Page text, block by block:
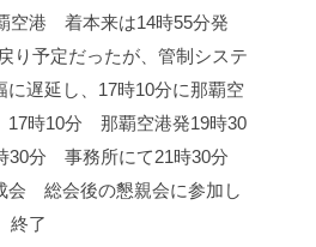
空港 着本来は14時55分発
り予定だったが、管制システ
に遅延し、17時10分に那覇空
17時10分 那覇空港発19時30
30分 事務所にて21時30分
会 総会後の懇親会に参加し
終了